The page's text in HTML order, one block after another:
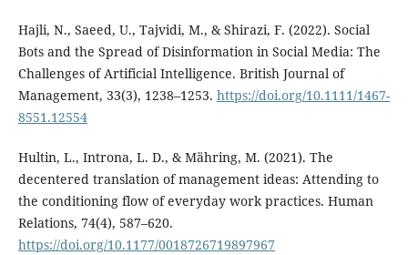
Hajli, N., Saeed, U., Tajvidi, M., & Shirazi, F. (2022). Social
Bots and the Spread of Disinformation in Social Media: The
Challenges of Artificial Intelligence. British Journal of
Management, 33(3), 1238–1253. https://doi.org/10.1111/1467-
8551.12554
Hultin, L., Introna, L. D., & Mähring, M. (2021). The
decentered translation of management ideas: Attending to
the conditioning flow of everyday work practices. Human
Relations, 74(4), 587–620.
https://doi.org/10.1177/0018726719897967